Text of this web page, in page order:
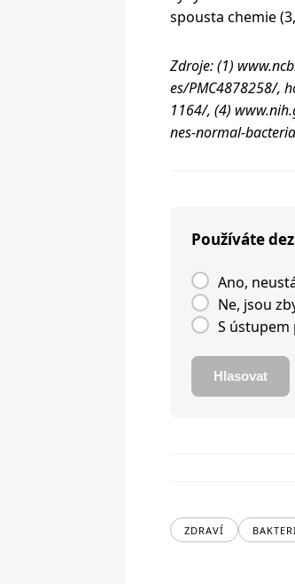
spousta chemie
Zdroje: (1)
es/PMC4878258/,
1164/, (4)
nes-normal-
Používáte
Ano,
Ne, jsou
S ústupem
Hlasovat
ZDRAVÍ